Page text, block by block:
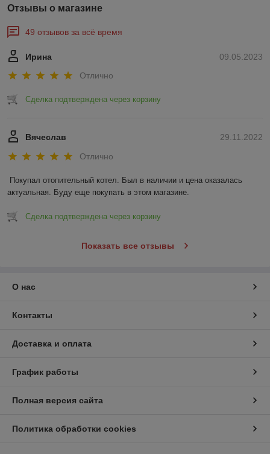
Отзывы о магазине
49 отзывов за всё время
09.05.2023
Ирина
Отлично
Сделка подтверждена через корзину
29.11.2022
Вячеслав
Отлично
Покупал отопительный котел. Был в наличии и цена оказалась
актуальная. Буду еще покупать в этом магазине.
Сделка подтверждена через корзину
Показать все отзывы
О нас
Контакты
Доставка и оплата
График работы
Полная версия сайта
Политика обработки cookies